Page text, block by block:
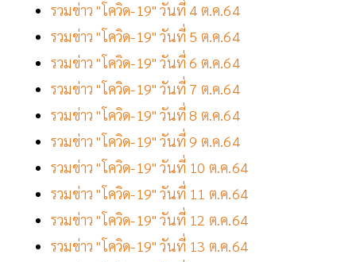
รวมข่าว "โควิด-19" วันที่ 4 ต.ค.64
รวมข่าว "โควิด-19" วันที่ 5 ต.ค.64
รวมข่าว "โควิด-19" วันที่ 6 ต.ค.64
รวมข่าว "โควิด-19" วันที่ 7 ต.ค.64
รวมข่าว "โควิด-19" วันที่ 8 ต.ค.64
รวมข่าว "โควิด-19" วันที่ 9 ต.ค.64
รวมข่าว "โควิด-19" วันที่ 10 ต.ค.64
รวมข่าว "โควิด-19" วันที่ 11 ต.ค.64
รวมข่าว "โควิด-19" วันที่ 12 ต.ค.64
รวมข่าว "โควิด-19" วันที่ 13 ต.ค.64